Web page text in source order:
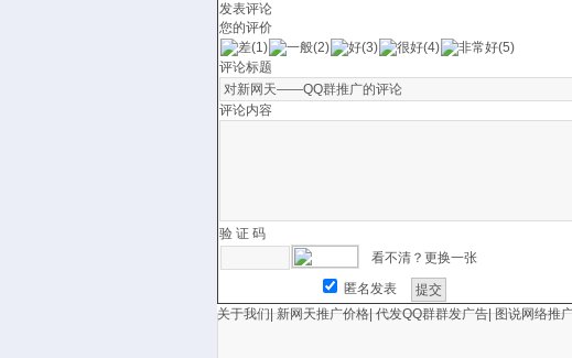
发表评论
您的评价
评论标题
评论内容
验 证 码
看不清？更换一张
匿名发表
关于我们|新网天推广价格|代发QQ群群发广告|图说网络推